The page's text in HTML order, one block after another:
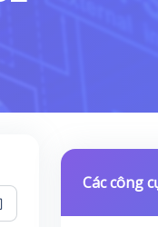
Các công